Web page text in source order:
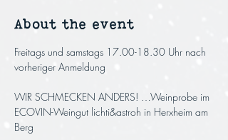
About the event
Freitags und samstags 17.00-18.30 Uhr nach
vorheriger Anmeldung
WIR SCHMECKEN ANDERS! …Weinprobe im
ECOVIN-Weingut lichti&astroh in Herxheim am
Berg